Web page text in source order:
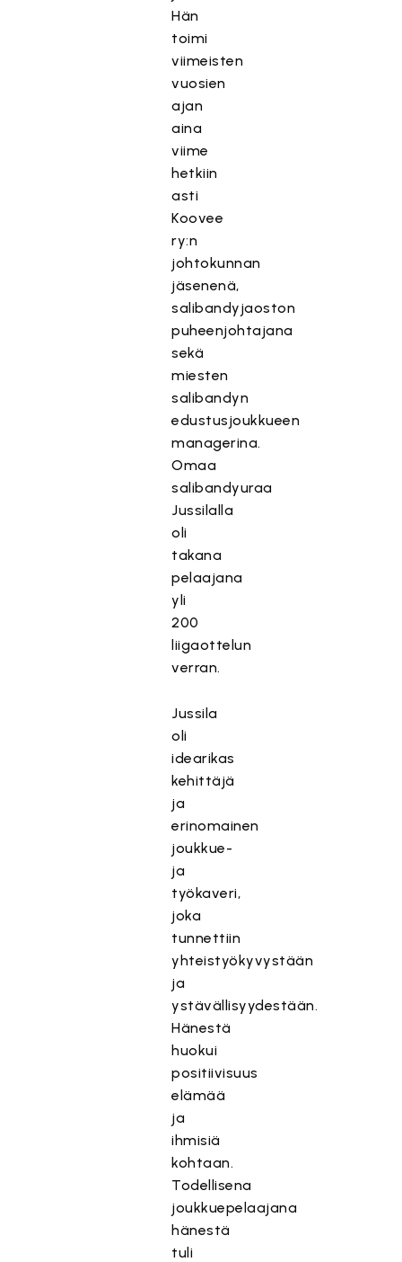
Hän
toimi
viimeisten
vuosien
ajan
aina
viime
hetkiin
asti
Koovee
ry:n
johtokunnan
jäsenenä,
salibandyjaoston
puheenjohtajana
sekä
miesten
salibandyn
edustusjoukkueen
managerina.
Omaa
salibandyuraa
Jussilalla
oli
takana
pelaajana
yli
200
liigaottelun
verran.
Jussila
oli
idearikas
kehittäjä
ja
erinomainen
joukkue-
ja
työkaveri,
joka
tunnettiin
yhteistyökyvystään
ja
ystävällisyydestään.
Hänestä
huokui
positiivisuus
elämää
ja
ihmisiä
kohtaan.
Todellisena
joukkuepelaajana
hänestä
tuli